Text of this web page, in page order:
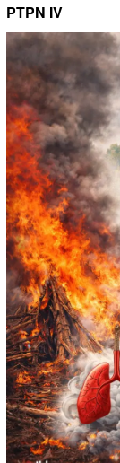
PTPN IV